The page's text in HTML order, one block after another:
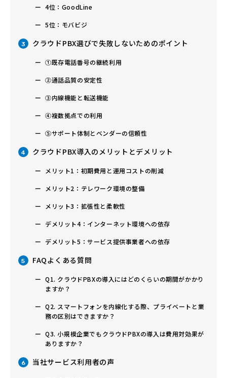
4位：GoodLine
5位：モバビジ
3 クラウドPBX選びで失敗しないためのポイント
①既存電話番号の継続利用
②通話品質の安定性
③内線機能と転送機能
④複数拠点での利用
⑤サポート体制とベンダーの信頼性
4 クラウドPBX導入のメリットとデメリット
メリット1：初期費用と運用コストの削減
メリット2：テレワーク環境の整備
メリット3：拡張性と柔軟性
デメリット4：インターネット環境への依存
デメリット5：サービス提供事業者への依存
5 FAQよくある質問
Q1. クラウドPBXの導入にはどのくらいの期間がかかり
ますか？
Q2. スマートフォンを内線化する際、プライベートと業
務の区別はできますか？
Q3. 小規模企業でもクラウドPBXの導入は費用対効果が
ありますか？
6 当社サービス利用者の声